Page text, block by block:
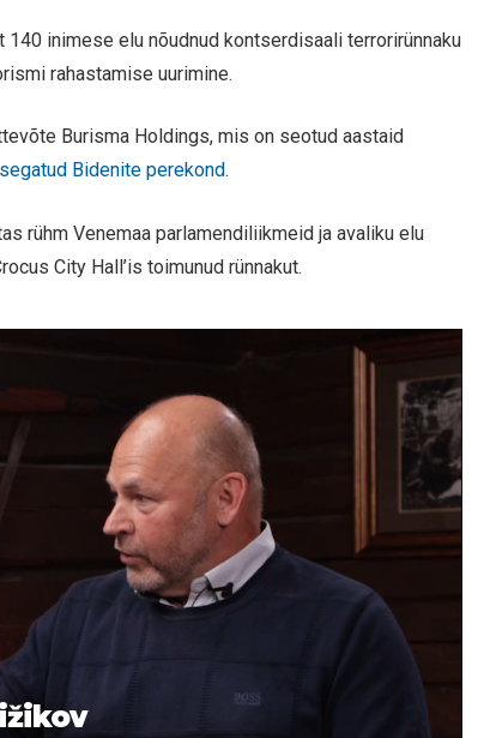
inimese elu nõudnud kontserdisaali terrorirünnaku
rahastamise uurimine.
Burisma Holdings, mis on seotud aastaid
Bidenite perekond.
rühm Venemaa parlamendiliikmeid ja avaliku elu
City Hall’is toimunud rünnakut.